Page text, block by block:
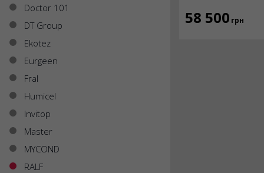
Doctor 101
DT Group
Ekotez
Eurgeen
Fral
Humicel
Invitop
Master
MYCOND
RALF
58 500 грн